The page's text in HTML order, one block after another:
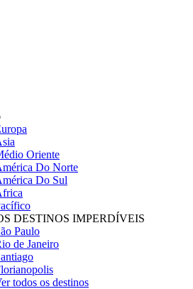
Oriente
Do Norte
Do Sul
DESTINOS IMPERDÍVEIS
Paulo
de Janeiro
todos os destinos